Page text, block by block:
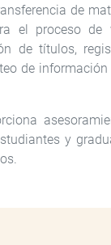
de
el proceso de
de títulos,
de
y